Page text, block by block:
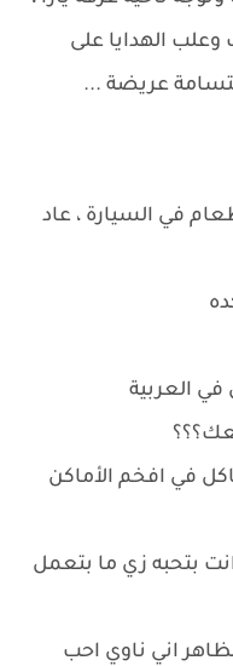
الهدايا على
عريضة ...
في السيارة ، عاد
العربية
في افخم الأماكن
بتحبه زي ما بتعمل
اني ناوي احب